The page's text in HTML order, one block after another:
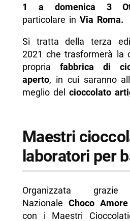
-- Contatti
1 a domenica 3
particolare in Via Roma.
Si tratta della terza
2021 che trasformerà la
propria fabbrica di
aperto, in cui saranno
meglio del cioccolato
Maestri
laboratori per
Organizzata grazie
Nazionale Choco Amore
con i Maestri